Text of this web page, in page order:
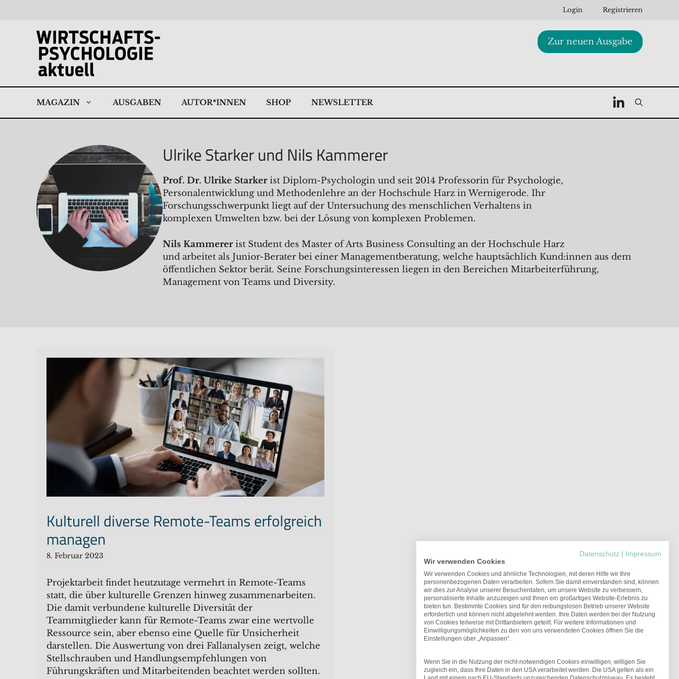
springen
Login Registrieren
Zur neuen Ausgabe
MAGAZIN AUSGABEN AUTOR*INNEN SHOP NEWSLETTER
Ulrike Starker und Nils Kammerer
Prof. Dr. Ulrike Starkerist Diplom-Psychologin und seit 2014 Professorin für Psychologie,
Personalentwicklung und Methodenlehre an der Hochschule Harz in Wernigerode. Ihr
Forschungsschwerpunkt liegt auf der Untersuchung des menschlichen Verhaltens in
komplexen Umwelten bzw. bei der Lösung von komplexen Problemen.
Nils Kammererist Student des Master of Arts Business Consulting an der Hochschule Harz
und arbeitet als Junior-Berater bei einer Managementberatung, welche hauptsächlich Kund:innen aus dem
öffentlichen Sektor berät. Seine Forschungsinteressen liegen in den Bereichen Mitarbeiterführung,
Management von Teams und Diversity.
Kulturell diverse Remote-Teams erfolgreich
managen
8. Februar 2023
Projektarbeit findet heutzutage vermehrt in Remote-Teams
statt, die über kulturelle Grenzen hinweg zusammenarbeiten.
Die damit verbundene kulturelle Diversität der
Teammitglieder kann für Remote-Teams zwar eine wertvolle
Ressource sein, aber ebenso eine Quelle für Unsicherheit
darstellen. Die Auswertung von drei Fallanalysen zeigt, welche
Stellschrauben und Handlungsempfehlungen von
Führungskräften und Mitarbeitenden beachtet werden sollten.
Datenschutz
Impressum
Wir verwenden Cookies
Wir verwenden Cookies und ähnliche Technologien, mit deren Hilfe wir Ihre
personenbezogenen Daten verarbeiten. Sofern Sie damit einverstanden sind, können
wir dies zur Analyse unserer Besucherdaten, um unsere Website zu verbessern,
personalisierte Inhalte anzuzeigen und Ihnen ein großartiges Website-Erlebnis zu
bieten tun. Bestimmte Cookies sind für den reibungslosen Betrieb unserer Website
erforderlich und können nicht abgelehnt werden. Ihre Daten werden bei der Nutzung
von Cookies teilweise mit Drittanbietern geteilt. Für weitere Informationen und
Einwilligungsmöglichkeiten zu den von uns verwendeten Cookies öffnen Sie die
Einstellungen über „Anpassen“.
Wenn Sie in die Nutzung der nicht-notwendigen Cookies einwilligen, willigen Sie
zugleich ein, dass Ihre Daten in den USA verarbeitet werden. Die USA gelten als ein